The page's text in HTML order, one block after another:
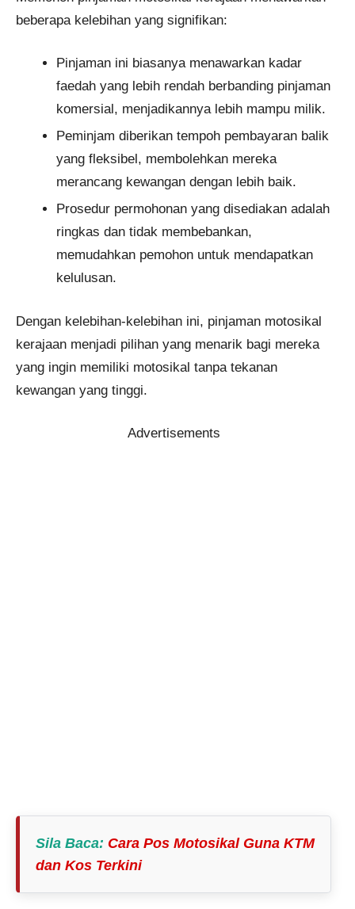
beberapa kelebihan yang signifikan:
Pinjaman ini biasanya menawarkan kadar
faedah yang lebih rendah berbanding pinjaman
komersial, menjadikannya lebih mampu milik.
Peminjam diberikan tempoh pembayaran balik
yang fleksibel, membolehkan mereka
merancang kewangan dengan lebih baik.
Prosedur permohonan yang disediakan adalah
ringkas dan tidak membebankan,
memudahkan pemohon untuk mendapatkan
kelulusan.
Dengan kelebihan-kelebihan ini, pinjaman motosikal
kerajaan menjadi pilihan yang menarik bagi mereka
yang ingin memiliki motosikal tanpa tekanan
kewangan yang tinggi.
Advertisements
Sila Baca: Cara Pos Motosikal Guna KTM
dan Kos Terkini